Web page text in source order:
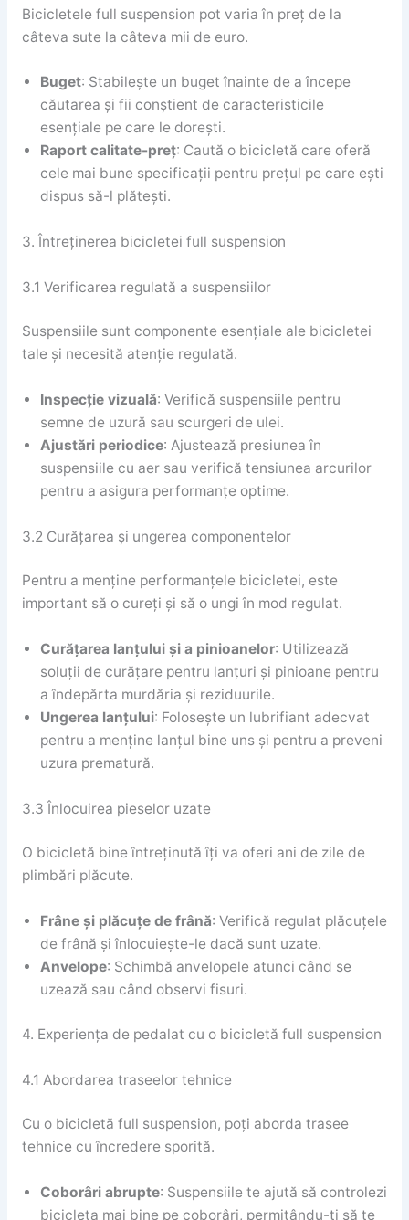
Bicicletele full suspension pot varia în preț de la
câteva sute la câteva mii de euro.
Buget: Stabilește un buget înainte de a începe
căutarea și fii conștient de caracteristicile
esențiale pe care le dorești.
Raport calitate-preț: Caută o bicicletă care oferă
cele mai bune specificații pentru prețul pe care ești
dispus să-l plătești.
3. Întreținerea bicicletei full suspension
3.1 Verificarea regulată a suspensiilor
Suspensiile sunt componente esențiale ale bicicletei
tale și necesită atenție regulată.
Inspecție vizuală: Verifică suspensiile pentru
semne de uzură sau scurgeri de ulei.
Ajustări periodice: Ajustează presiunea în
suspensiile cu aer sau verifică tensiunea arcurilor
pentru a asigura performanțe optime.
3.2 Curățarea și ungerea componentelor
Pentru a menține performanțele bicicletei, este
important să o cureți și să o ungi în mod regulat.
Curățarea lanțului și a pinioanelor: Utilizează
soluții de curățare pentru lanțuri și pinioane pentru
a îndepărta murdăria și reziduurile.
Ungerea lanțului: Folosește un lubrifiant adecvat
pentru a menține lanțul bine uns și pentru a preveni
uzura prematură.
3.3 Înlocuirea pieselor uzate
O bicicletă bine întreținută îți va oferi ani de zile de
plimbări plăcute.
Frâne și plăcuțe de frână: Verifică regulat plăcuțele
de frână și înlocuiește-le dacă sunt uzate.
Anvelope: Schimbă anvelopele atunci când se
uzează sau când observi fisuri.
4. Experiența de pedalat cu o bicicletă full suspension
4.1 Abordarea traseelor tehnice
Cu o bicicletă full suspension, poți aborda trasee
tehnice cu încredere sporită.
Coborâri abrupte: Suspensiile te ajută să controlezi
bicicleta mai bine pe coborâri, permițându-ți să te